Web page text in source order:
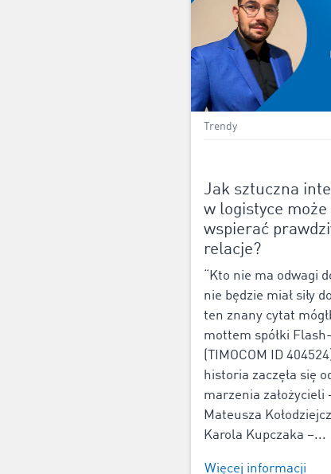
Trendy
Jak sztuczna
w logistyce może
wspierać
relacje?
“Kto nie ma odwagi
nie będzie miał siły
ten znany cytat
mottem spółki
(TIMOCOM ID
historia zaczęła się
marzenia założycieli
Mateusza
Karola Kupczaka –...
Więcej informacji